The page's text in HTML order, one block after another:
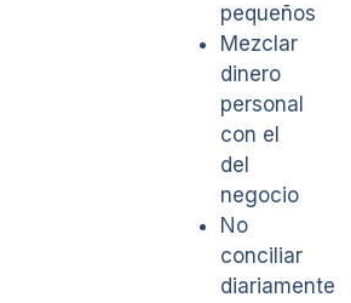
pequeños
Mezclar
dinero
personal
con el
del
negocio
No
conciliar
diariamente